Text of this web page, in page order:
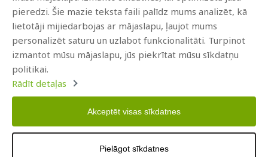
AS Swedbank, HABALV22
LV53HABA0551019240274
pieredzi. Šie mazie teksta faili palīdz mums analizēt, kā
lietotāji mijiedarbojas ar mājaslapu, ļaujot mums
personalizēt saturu un uzlabot funkcionalitāti. Turpinot
izmantot mūsu mājaslapu, jūs piekrītat mūsu sīkdatņu
politikai.
Rādīt detaļas
Akceptēt visas sīkdatnes
Pielāgot sīkdatnes